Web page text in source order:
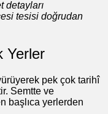
detayları
tesisi doğrudan
Yerler
pek çok tarihî
Semtte ve
başlıca yerlerden